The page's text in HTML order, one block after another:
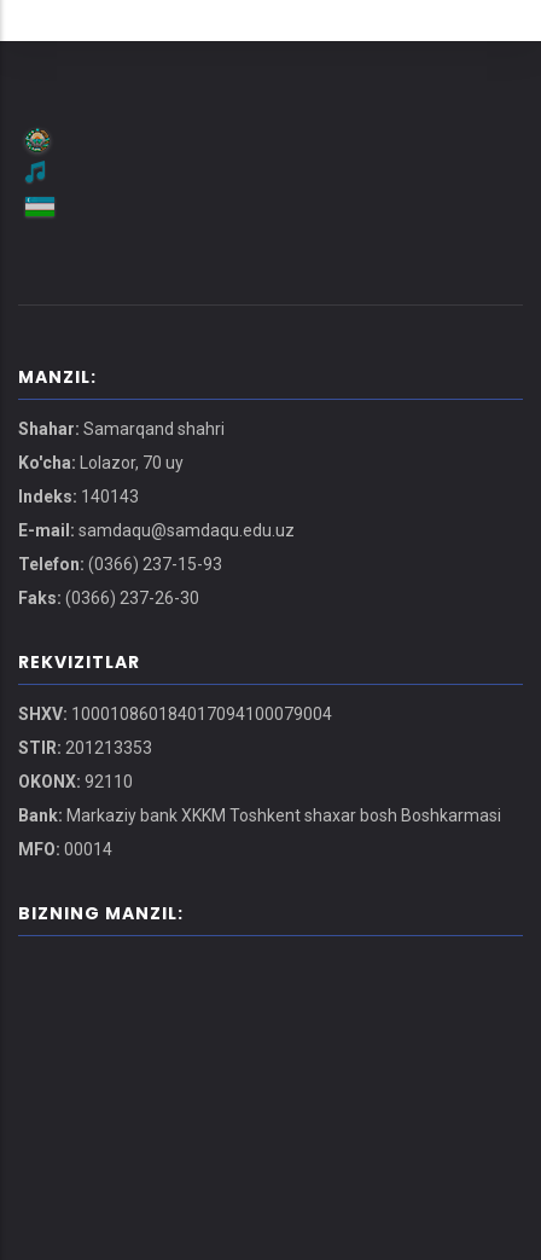
MANZIL:
Shahar: Samarqand shahri
Ko'cha: Lolazor, 70 uy
Indeks: 140143
E-mail: samdaqu@samdaqu.edu.uz
Telefon: (0366) 237-15-93
Faks: (0366) 237-26-30
REKVIZITLAR
SHXV: 100010860184017094100079004
STIR: 201213353
OKONX: 92110
Bank: Markaziy bank XKKM Toshkent shaxar bosh Boshkarmasi
MFO: 00014
BIZNING MANZIL: